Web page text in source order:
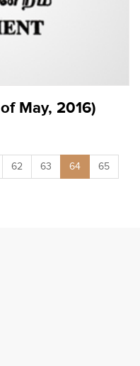
May, 2016)
62 63 64 65